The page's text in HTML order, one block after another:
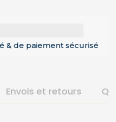
& de paiement sécurisé
Envois et retours